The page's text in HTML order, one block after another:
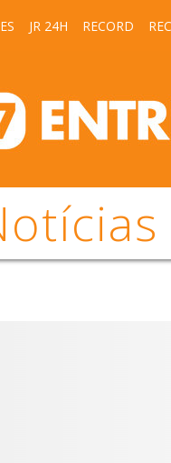
JR 24H RECORD